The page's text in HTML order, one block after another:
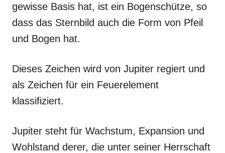
gewisse Basis hat, ist ein Bogenschütze, so
dass das Sternbild auch die Form von Pfeil
und Bogen hat.
Dieses Zeichen wird von Jupiter regiert und
als Zeichen für ein Feuerelement
klassifiziert.
Jupiter steht für Wachstum, Expansion und
Wohlstand derer, die unter seiner Herrschaft